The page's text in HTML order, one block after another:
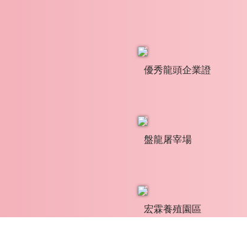
優秀龍頭企業證
盤龍屠宰場
宏霖養殖園區